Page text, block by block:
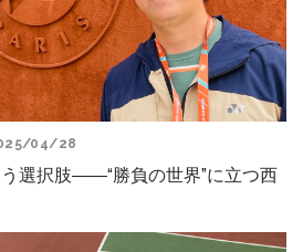
04/28
う選択肢――“勝負の世界”に立つ西